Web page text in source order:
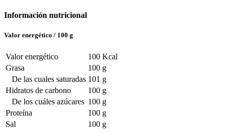
Información nutricional
Valor energético / 100 g
Valor energético
100 Kcal
Grasa
100 g
De las cuales saturadas 101 g
Hidratos de carbono
100 g
De los cuáles azúcares 100 g
Proteína
100 g
Sal
100 g